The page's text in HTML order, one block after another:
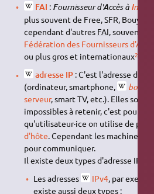
FAI : Fournisseur d'Accès à Internet
plus souvent de Free, SFR,
cependant d'autres FAI, souvent
Fédération des Fournisseurs
ou plus gros et internationaux2)
adresse IP : C'est l'adresse d'un
(ordinateur, smartphone,
box
serveur, smart TV, etc.). Elles sont
impossibles à retenir, c'est
qu'utilisateur·ice on utilise de
d'hôte. Cependant les machines
pour communiquer.
Il existe deux types d'adresse IP :
Les adresses
IPv4, par
existe aussi deux types :